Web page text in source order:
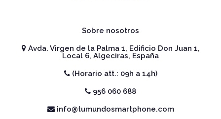
Sobre nosotros
Avda. Virgen de la Palma 1, Edificio Don Juan 1,
Local 6, Algeciras, España
(Horario att.: 09h a 14h)
956 060 688
info@tumundosmartphone.com